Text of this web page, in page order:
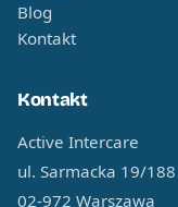
Blog
Kontakt
Kontakt
Active Intercare
ul. Sarmacka 19/188
02-972 Warszawa